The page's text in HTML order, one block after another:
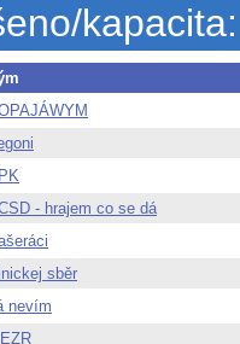
- hrajem co se dá
sběr
nevím